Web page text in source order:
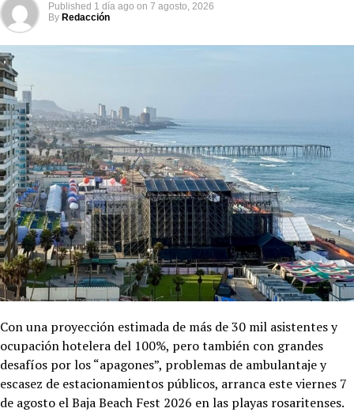
Published 1 día ago on 7 agosto, 2026
By Redacción
Con una proyección estimada de más de 30 mil asistentes y
ocupación hotelera del 100%, pero también con grandes
desafíos por los “apagones”, problemas de ambulantaje y
escasez de estacionamientos públicos, arranca este viernes 7
de agosto el Baja Beach Fest 2026 en las playas rosaritenses.